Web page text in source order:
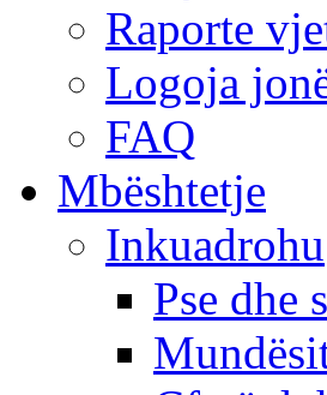
Raporte
Logoja
FAQ
Mbështetje
Inkuadrohu
Pse dhe